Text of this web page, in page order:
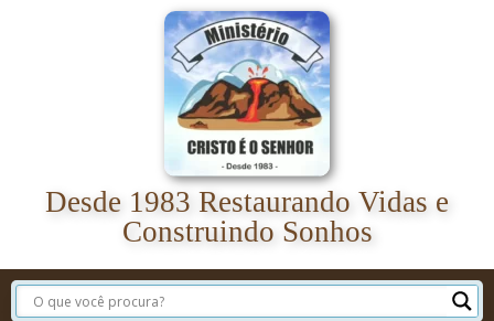
Desde 1983 Restaurando Vidas e
Construindo Sonhos